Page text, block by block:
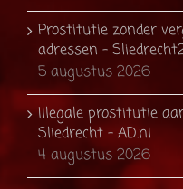
Prostitutie zonder
adressen -
5 augustus 2026
Illegale prostitutie
Sliedrecht - AD.nl
4 augustus 2026